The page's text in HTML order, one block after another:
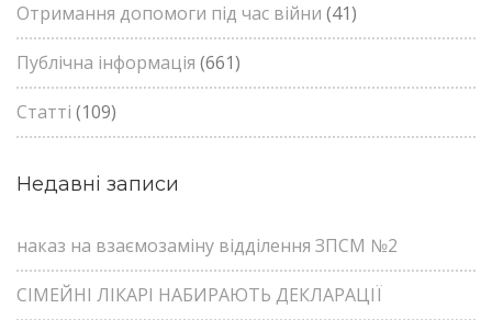
Отримання допомоги під час війни (41)
Публічна інформація (661)
Статті (109)
Недавні записи
наказ на взаємозаміну відділення ЗПСМ №2
СІМЕЙНІ ЛІКАРІ НАБИРАЮТЬ ДЕКЛАРАЦІЇ